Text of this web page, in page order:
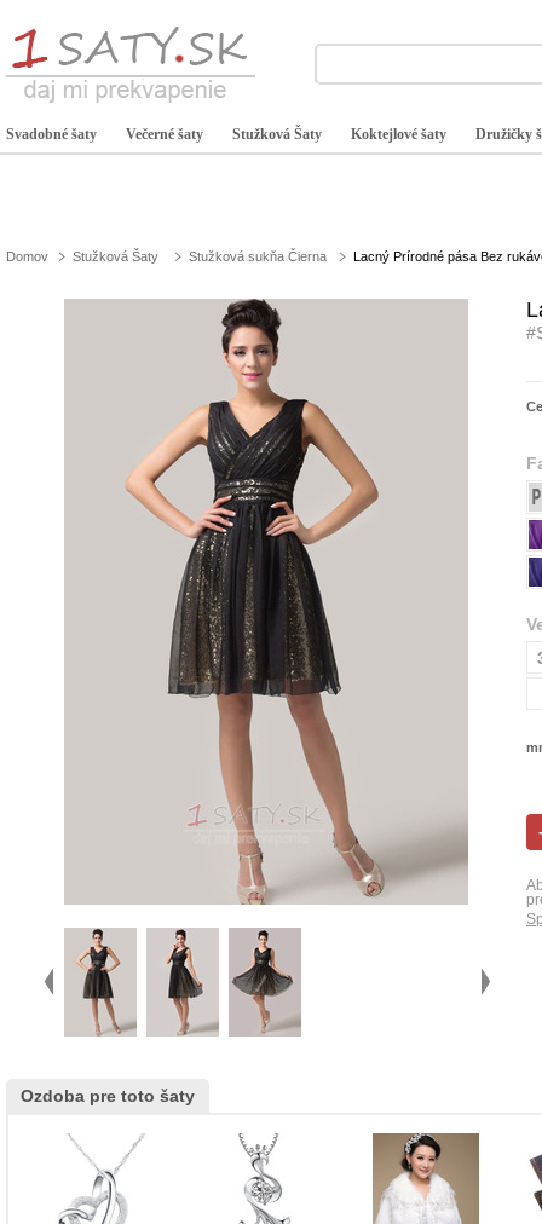
Svadobné šaty Večerné šaty Stužková Šaty Koktejlové šaty Družičky
Domov Stužková Šaty Stužková sukňa Čierna Lacný Prírodné pása Bez
Ozdoba pre toto šaty